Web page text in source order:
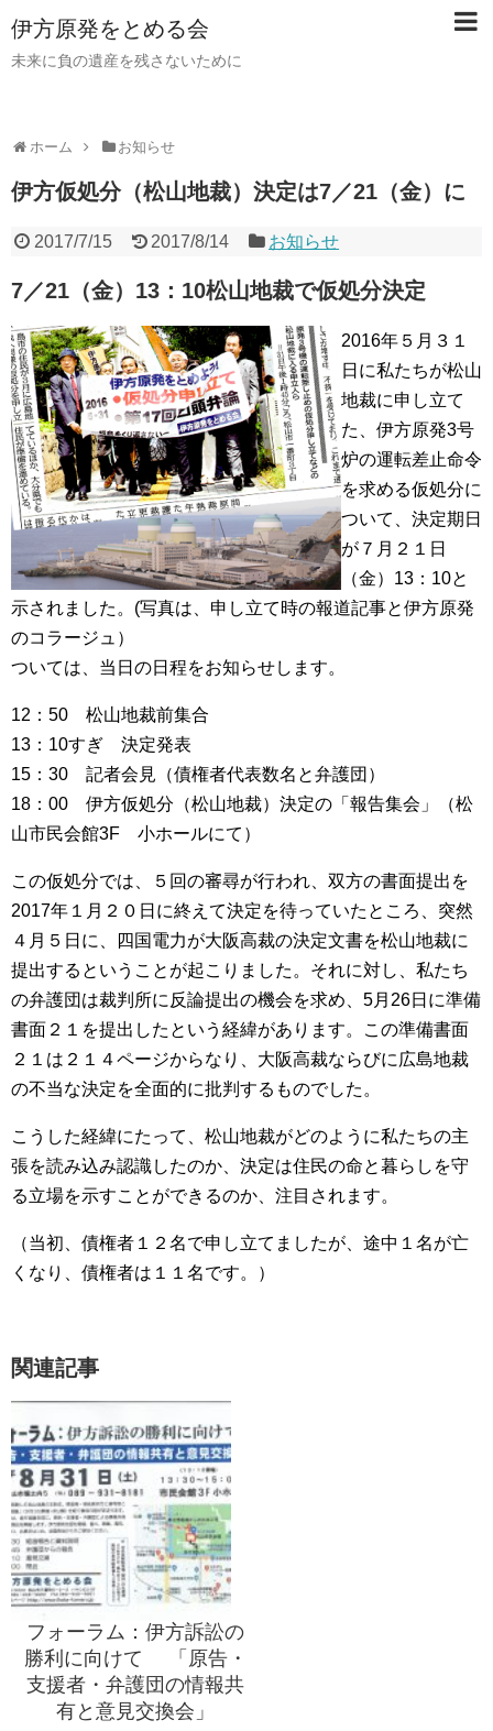
伊方原発をとめる会
未来に負の遺産を残さないために
ホーム お知らせ
伊方仮処分（松山地裁）決定は7／21（金）に
2017/7/15 2017/8/14 お知らせ
7／21（金）13：10松山地裁で仮処分決定
2016年５月３１
日に私たちが松山
地裁に申し立て
た、伊方原発3号
炉の運転差止命令
を求める仮処分に
ついて、決定期日
が７月２１日
（金）13：10と
示されました。(写真は、申し立て時の報道記事と伊方原発
のコラージュ）
ついては、当日の日程をお知らせします。
12：50 松山地裁前集合
13：10すぎ 決定発表
15：30 記者会見（債権者代表数名と弁護団）
18：00 伊方仮処分（松山地裁）決定の「報告集会」（松
山市民会館3F 小ホールにて）
この仮処分では、５回の審尋が行われ、双方の書面提出を
2017年１月２０日に終えて決定を待っていたところ、突然
４月５日に、四国電力が大阪高裁の決定文書を松山地裁に
提出するということが起こりました。それに対し、私たち
の弁護団は裁判所に反論提出の機会を求め、5月26日に準備
書面２１を提出したという経緯があります。この準備書面
２１は２１４ページからなり、大阪高裁ならびに広島地裁
の不当な決定を全面的に批判するものでした。
こうした経緯にたって、松山地裁がどのように私たちの主
張を読み込み認識したのか、決定は住民の命と暮らしを守
る立場を示すことができるのか、注目されます。
（当初、債権者１２名で申し立てましたが、途中１名が亡
くなり、債権者は１１名です。）
関連記事
フォーラム：伊方訴訟の
勝利に向けて 「原告・
支援者・弁護団の情報共
有と意見交換会」